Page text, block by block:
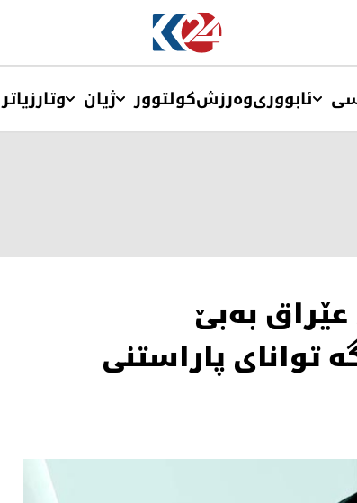
ئابووریوەرزشکولتوور ژیان وتارزیاتر
به‌بێ
پاراستنی